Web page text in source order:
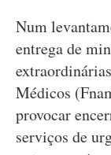
Num
entrega de
Médicos
provocar
serviços de